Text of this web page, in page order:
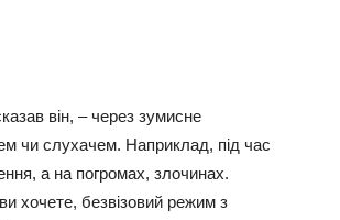
він, – через зумисне
чи слухачем. Наприклад, під час
а на погромах, злочинах.
хочете, безвізовий режим з